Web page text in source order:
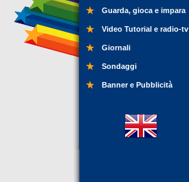
Guarda, gioca e impara
Video Tutorial e radio-tv
Giornali
Sondaggi
Banner e Pubblicità